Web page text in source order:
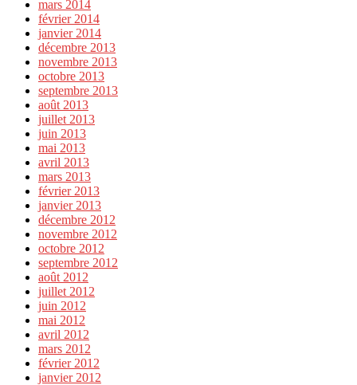
mars 2014
février 2014
janvier 2014
décembre 2013
novembre 2013
octobre 2013
septembre 2013
août 2013
juillet 2013
juin 2013
mai 2013
avril 2013
mars 2013
février 2013
janvier 2013
décembre 2012
novembre 2012
octobre 2012
septembre 2012
août 2012
juillet 2012
juin 2012
mai 2012
avril 2012
mars 2012
février 2012
janvier 2012